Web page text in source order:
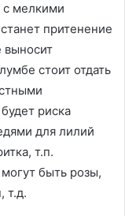
с мелкими
притенение
выносит
стоит отдать
риска
для лилий
т.п.
быть розы,
т.д.